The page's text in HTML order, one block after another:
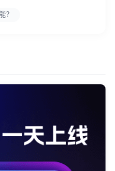
？